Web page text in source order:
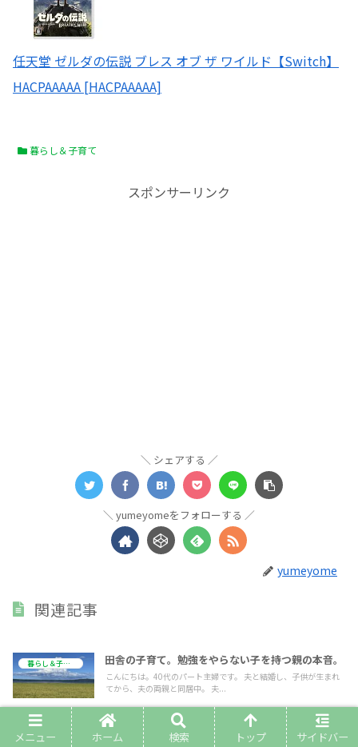
任天堂 ゼルダの伝説 ブレス オブ ザ ワイルド【Switch】
HACPAAAAA [HACPAAAAA]
暮らし＆子育て
スポンサーリンク
シェアする
yumeyomeをフォローする
yumeyome
関連記事
暮らし＆子育て 田舎の子育て。勉強をやらない子を持つ親の本音。
こんにちは。40代のパート主婦です。 夫と結婚し、子供が生まれ
てから、夫の両親と同居中。 夫...
【田舎で義両親と同居中】暮らして痛感、田舎の視
メニュー ホーム 検索 トップ サイドバー